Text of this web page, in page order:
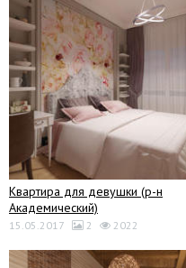
Квартира для девушки (р-н
Академический)
15.05.2017 2 2022